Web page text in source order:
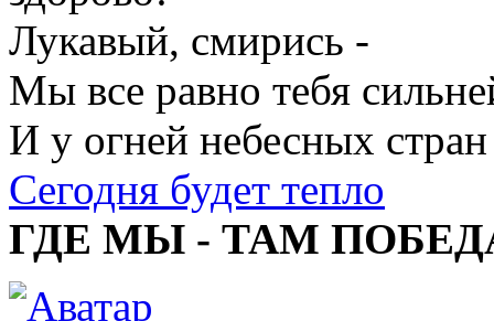
Лукавый, смирись -
Мы все равно тебя
И у огней небесных стран
Сегодня будет тепло
ГДЕ МЫ - ТАМ